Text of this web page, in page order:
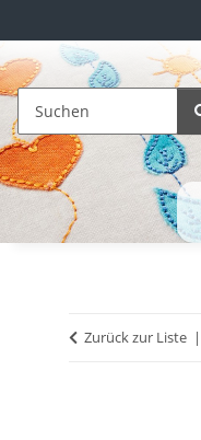
Zurück zur Liste